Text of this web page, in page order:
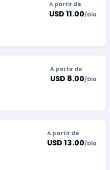
A partir de
USD 11.00/Dia
A partir de
USD 8.00/Dia
A partir de
USD 13.00/Dia